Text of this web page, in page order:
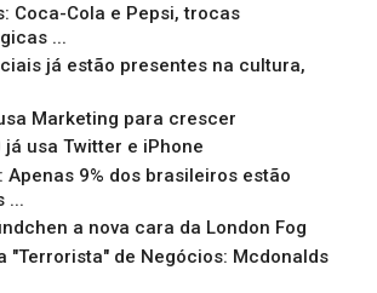
Coca-Cola e Pepsi, trocas
...
já estão presentes na cultura,
Marketing para crescer
já usa Twitter e iPhone
Apenas 9% dos brasileiros estão
...
a nova cara da London Fog
"Terrorista" de Negócios: Mcdonalds